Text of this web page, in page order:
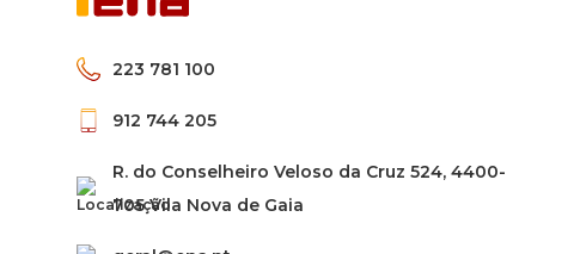
223 781 100
912 744 205
R. do Conselheiro Veloso da Cruz 524, 4400-
705 Vila Nova de Gaia